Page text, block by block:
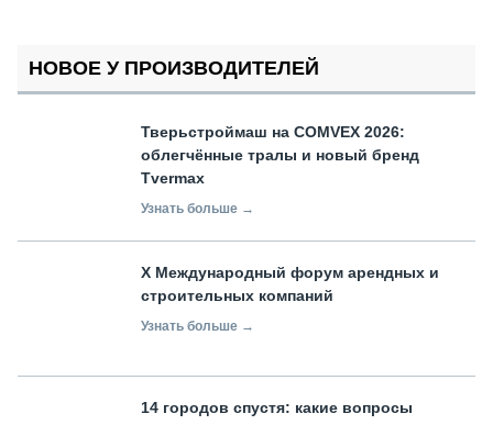
НОВОЕ У ПРОИЗВОДИТЕЛЕЙ
Тверьстроймаш на COMVEX 2026:
облегчённые тралы и новый бренд
Tvermax
Узнать больше →
X Международный форум арендных и
строительных компаний
Узнать больше →
14 городов спустя: какие вопросы